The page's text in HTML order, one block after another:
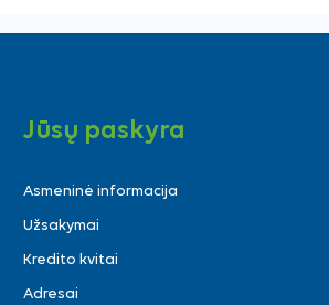
Jūsų paskyra
Asmeninė informacija
Užsakymai
Kredito kvitai
Adresai